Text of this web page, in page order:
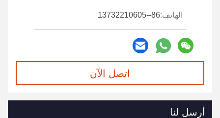
الهاتف:86--13732210605
اتصل الآن
أرسل لنا